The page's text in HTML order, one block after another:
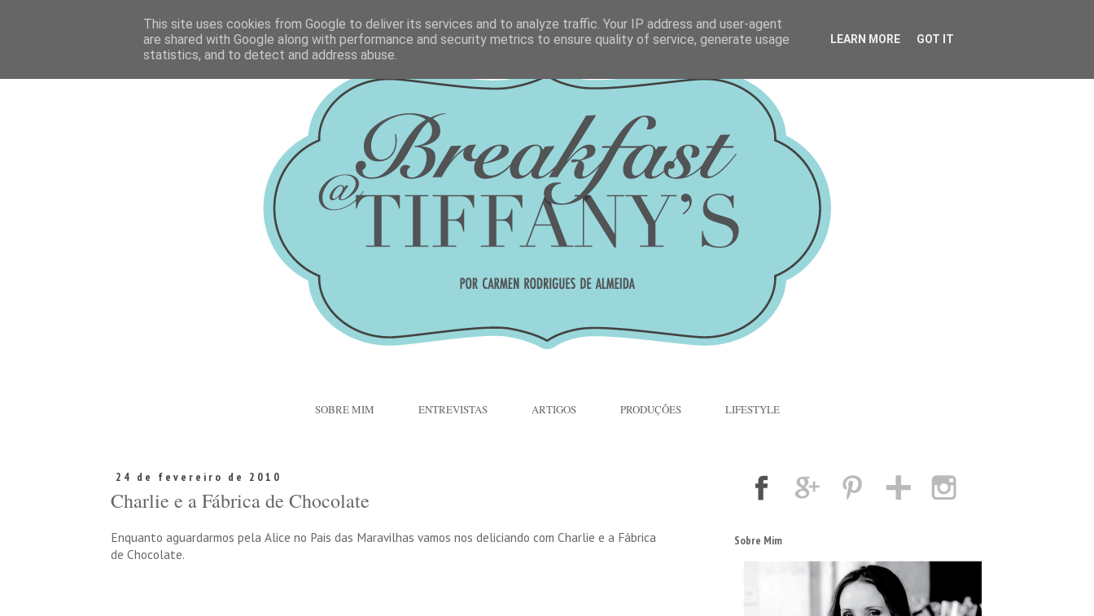
SOBRE MIM ENTREVISTAS ARTIGOS PRODUÇÕES LIFESTYLE
24 de fevereiro de 2010
Charlie e a Fábrica de Chocolate
Enquanto aguardarmos pela Alice no Pais das Maravilhas vamos nos deliciando com Charlie e a Fábrica
de Chocolate.
Sobre Mim
This site uses cookies from Google to deliver its services and to analyze traffic. Your IP address and user-agent
are shared with Google along with performance and security metrics to ensure quality of service, generate usage
statistics, and to detect and address abuse.
LEARN MORE GOT IT